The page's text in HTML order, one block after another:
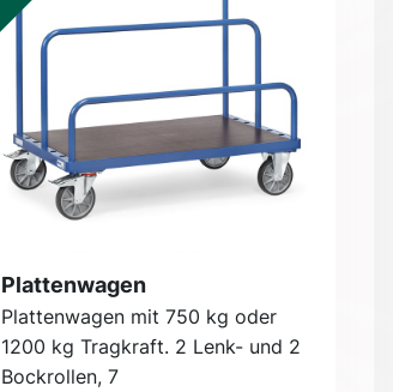
Plattenwagen
Plattenwagen mit 750 kg oder
1200 kg Tragkraft. 2 Lenk- und 2
Bockrollen, 7